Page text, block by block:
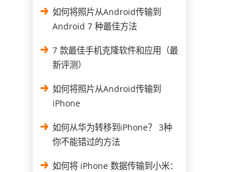
如何将照片从Android传输到
Android 7 种最佳方法
7 款最佳手机克隆软件和应用（最
新评测）
如何将照片从Android传输到
iPhone
如何从华为转移到iPhone？ 3种
你不能错过的方法
如何将 iPhone 数据传输到小米：